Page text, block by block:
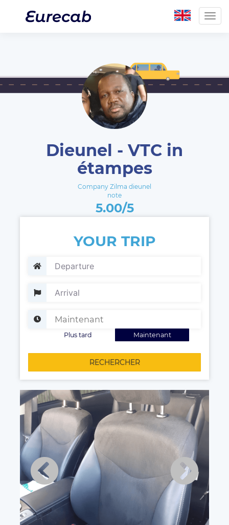
Dieunel - VTC in
étampes
Company Zilma dieunel
note
5.00/5
YOUR TRIP
Maintenant
Plus tard
RECHERCHER